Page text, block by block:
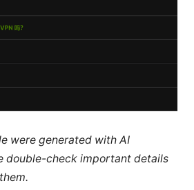
were generated with AI
double-check important details